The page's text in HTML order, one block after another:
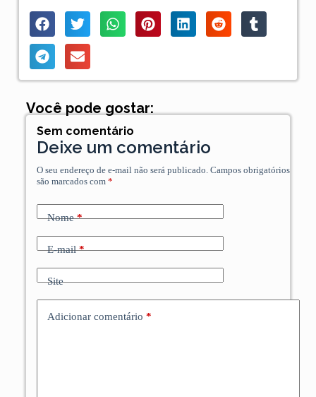
Você pode gostar:
Sem comentário
Deixe um comentário
O seu endereço de e-mail não será publicado. Campos obrigatórios
são marcados com *
Nome*
E-mail*
Site
Adicionar comentário *